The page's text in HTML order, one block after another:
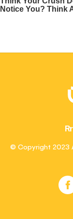
© Copyright 2023